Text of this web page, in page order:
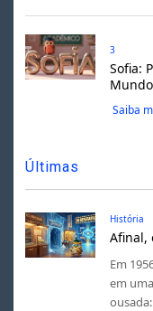
3
Sofia:
Saiba
Últimas
História
Afinal,
Em
em